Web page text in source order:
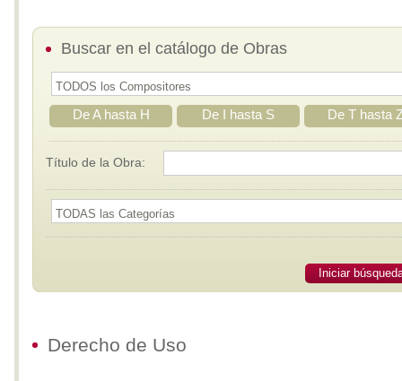
Buscar en el catálogo de Obras
De A hasta H De I hasta S De T hasta
Título de la Obra:
Iniciar
Derecho de Uso